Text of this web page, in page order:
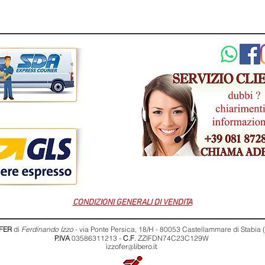
CONDIZIONI GENERALI DI VENDITA
di Ferdinando Izzo - via Ponte Persica, 18/H - 80053 Castellammare di Stabia
P.IVA03586311213 - C.F. ZZIFDN74C23C129W
izzofer@libero.it